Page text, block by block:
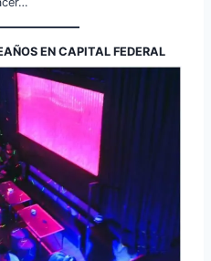
EN CAPITAL FEDERAL